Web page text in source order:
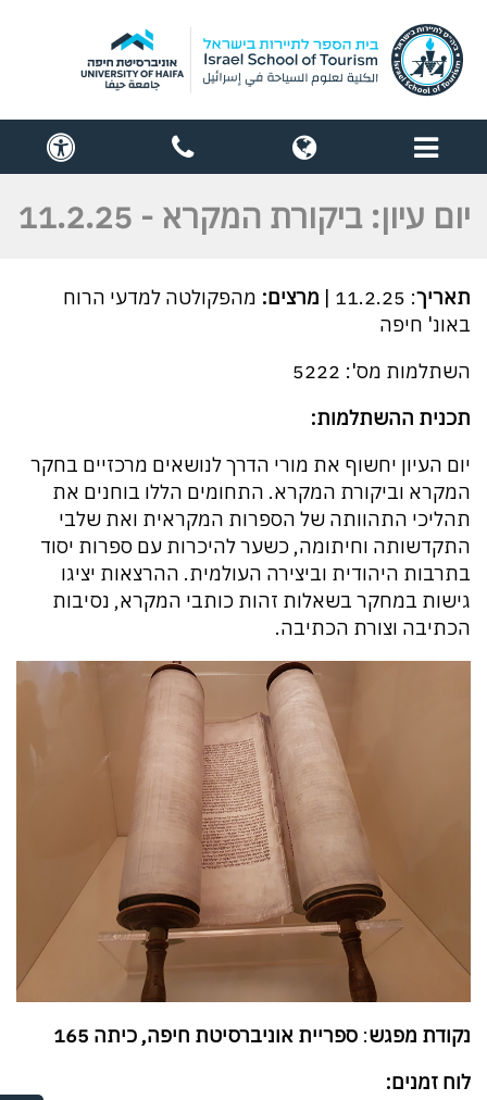
תפריט globe
contact
us
יום עיון: ביקורת המקרא - 11.2.25
תאריך: 11.2.25 | מרצים: מהפקולטה למדעי הרוח
באונ' חיפה
השתלמות מס': 5222
תכנית ההשתלמות:
יום העיון יחשוף את מורי הדרך לנושאים מרכזיים בחקר
המקרא וביקורת המקרא. התחומים הללו בוחנים את
תהליכי התהוותה של הספרות המקראית ואת שלבי
התקדשותה וחיתומה, כשער להיכרות עם ספרות יסוד
בתרבות היהודית וביצירה העולמית. ההרצאות יציגו
גישות במחקר בשאלות זהות כותבי המקרא, נסיבות
הכתיבה וצורת הכתיבה.
נקודת מפגש: ספריית אוניברסיטת חיפה, כיתה 165
לוח זמנים: